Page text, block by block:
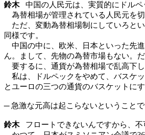
鈴木中国の人民元は、実質的にドルペ
為替相場が管理されている人民元を
ただ、変動為替相場制にしていろと
同様です。
中国の中に、欧米、日本といった先
ん。まして、先物の為替市場もない。
要するに、通貨が為替相場で乱高下
私は、ドルペックをやめて、バスケ
とユーロの三つの通貨のバスケットに
─ 急激な元高は起こらないということで
鈴木フロートできないんですから、不